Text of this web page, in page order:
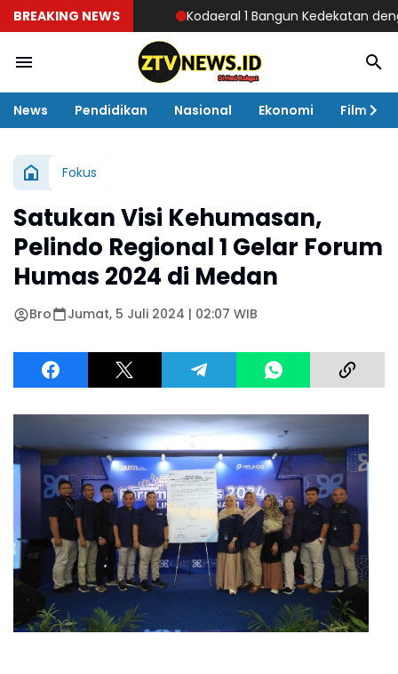
BREAKING NEWS Kodaeral 1 Bangun Kedekatan dengan
News Pendidikan Nasional Ekonomi Film
Fokus
Satukan Visi Kehumasan,
Pelindo Regional 1 Gelar Forum
Humas 2024 di Medan
Bro Jumat, 5 Juli 2024 | 02:07 WIB